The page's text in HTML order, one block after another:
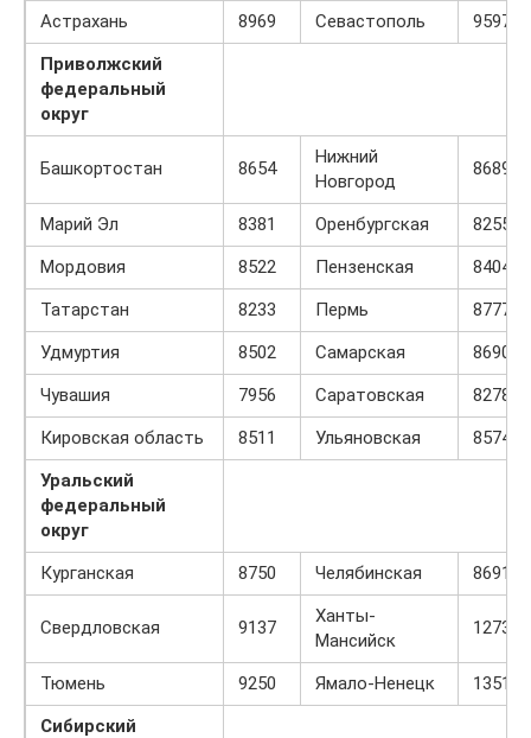
Астрахань
8969 Севастополь
9597
Приволжский
федеральный
округ
Башкортостан 8654
Нижний
Новгород
8689
Марий Эл 8381 Оренбургская
8255
Мордовия
8522 Пензенская
8404
Татарстан
8233 Пермь
8777
Удмуртия
8502 Самарская
8690
Чувашия
7956 Саратовская
8278
Кировская область
8511 Ульяновская
8574
Уральский
федеральный
округ
Курганская
8750 Челябинская 8691
Свердловская 9137
Ханты-
Мансийск
12730
Тюмень 9250 Ямало-Ненецк
13510
Сибирский